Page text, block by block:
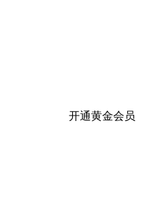
开通黄金会员